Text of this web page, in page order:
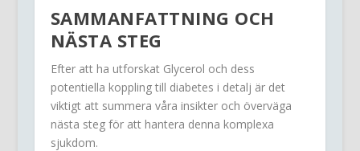
SAMMANFATTNING OCH
NÄSTA STEG
Efter att ha utforskat Glycerol och dess
potentiella koppling till diabetes i detalj är det
viktigt att summera våra insikter och överväga
nästa steg för att hantera denna komplexa
sjukdom.